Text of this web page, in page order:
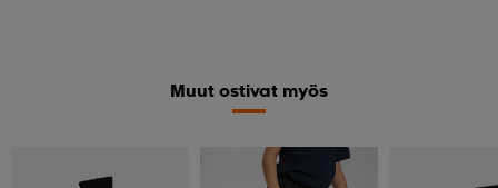
Muut ostivat myös
Kampanja -25%